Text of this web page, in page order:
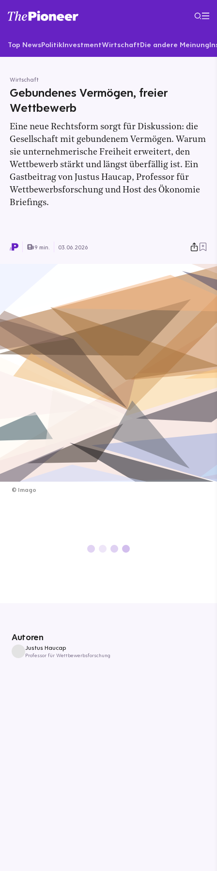
Top NewsPolitikInvestmentWirtschaftDie andere Meinung
Wirtschaft
Gebundenes Vermögen, freier
Wettbewerb
Eine neue Rechtsform sorgt für Diskussion: die
Gesellschaft mit gebundenem Vermögen. Warum
sie unternehmerische Freiheit erweitert, den
Wettbewerb stärkt und längst überfällig ist. Ein
Gastbeitrag von Justus Haucap, Professor für
Wettbewerbsforschung und Host des Ökonomie
Briefings.
9 min. 03.06.2026
© Imago
Autoren
Justus Haucap
Professor für Wettbewerbsforschung